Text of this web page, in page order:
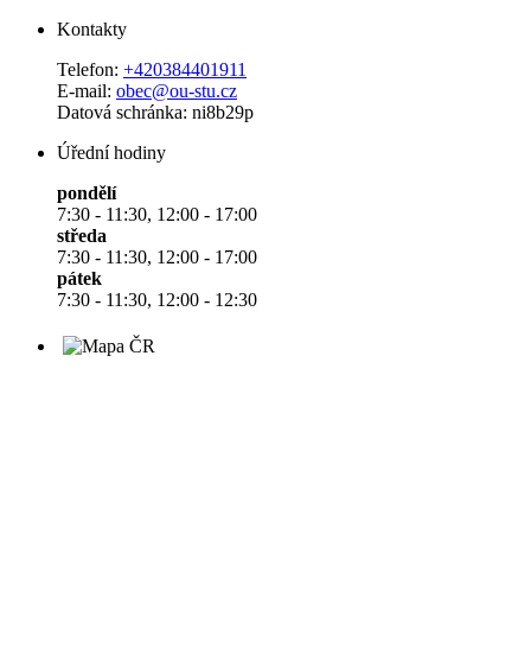
Kontakty
Telefon: +420384401911
E-mail: obec@ou-stu.cz
Datová schránka: ni8b29p
Úřední hodiny
pondělí
7:30 - 11:30, 12:00 - 17:00
středa
7:30 - 11:30, 12:00 - 17:00
pátek
7:30 - 11:30, 12:00 - 12:30